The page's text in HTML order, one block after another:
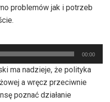
problemów jak i potrzeb
00:00
ma nadzieje, że polityka
a wręcz przeciwnie
poznać działanie